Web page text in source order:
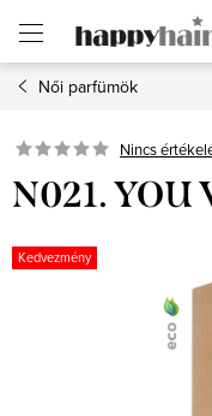
fő
tartalomhozNői parfümök
Nincs
N021. YOU
Kedvezmény